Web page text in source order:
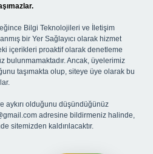
Bilgi Teknolojileri ve İletişim
bir Yer Sağlayıcı olarak hizmet
içerikleri proaktif olarak denetleme
bulunmamaktadır. Ancak, üyelerimiz
taşımakta olup, siteye üye olarak bu
aykırı olduğunu düşündüğünüz
adresine bildirmeniz halinde,
sitemizden kaldırılacaktır.